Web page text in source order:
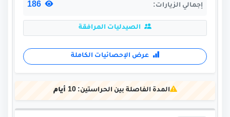
إجمالي الزيارات:
الصيدليات المرافقة
عرض الإحصائيات الكاملة
المدة الفاصلة بين الحراستين:10 أيام